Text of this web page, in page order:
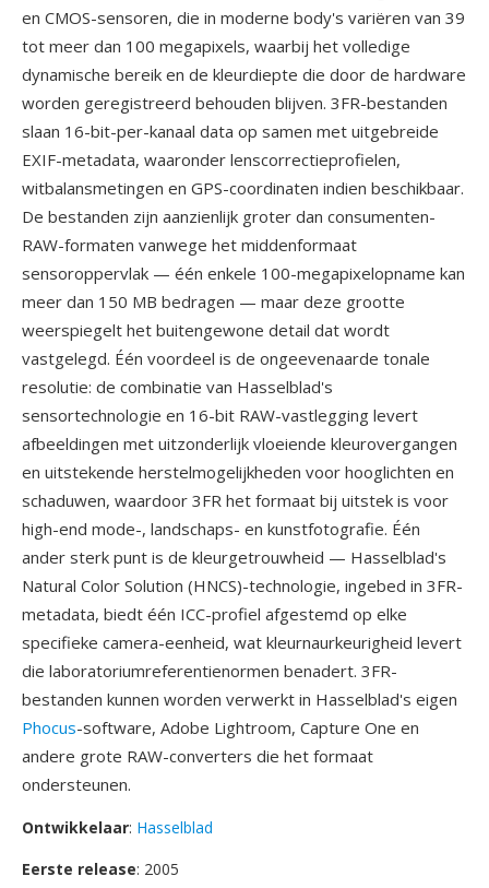
en CMOS-sensoren, die in moderne body's variëren van 39
tot meer dan 100 megapixels, waarbij het volledige
dynamische bereik en de kleurdiepte die door de hardware
worden geregistreerd behouden blijven. 3FR-bestanden
slaan 16-bit-per-kanaal data op samen met uitgebreide
EXIF-metadata, waaronder lenscorrectieprofielen,
witbalansmetingen en GPS-coordinaten indien beschikbaar.
De bestanden zijn aanzienlijk groter dan consumenten-
RAW-formaten vanwege het middenformaat
sensoroppervlak — één enkele 100-megapixelopname kan
meer dan 150 MB bedragen — maar deze grootte
weerspiegelt het buitengewone detail dat wordt
vastgelegd. Één voordeel is de ongeevenaarde tonale
resolutie: de combinatie van Hasselblad's
sensortechnologie en 16-bit RAW-vastlegging levert
afbeeldingen met uitzonderlijk vloeiende kleurovergangen
en uitstekende herstelmogelijkheden voor hooglichten en
schaduwen, waardoor 3FR het formaat bij uitstek is voor
high-end mode-, landschaps- en kunstfotografie. Één
ander sterk punt is de kleurgetrouwheid — Hasselblad's
Natural Color Solution (HNCS)-technologie, ingebed in 3FR-
metadata, biedt één ICC-profiel afgestemd op elke
specifieke camera-eenheid, wat kleurnaurkeurigheid levert
die laboratoriumreferentienormen benadert. 3FR-
bestanden kunnen worden verwerkt in Hasselblad's eigen
Phocus-software, Adobe Lightroom, Capture One en
andere grote RAW-converters die het formaat
ondersteunen.
Ontwikkelaar: Hasselblad
Eerste release: 2005